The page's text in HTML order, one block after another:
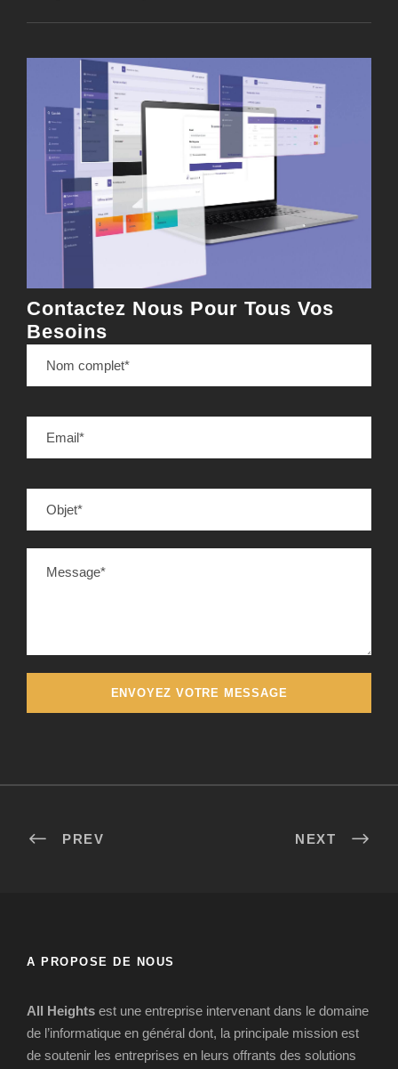
Contactez Nous Pour Tous Vos
Besoins
PREV NEXT
A PROPOSE DE NOUS
All Heights est une entreprise intervenant dans le domaine
de l’informatique en général dont, la principale mission est
de soutenir les entreprises en leurs offrants des solutions